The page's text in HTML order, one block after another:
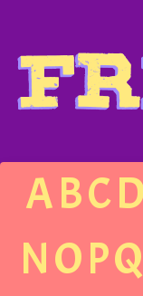
ABCD
NOPQ